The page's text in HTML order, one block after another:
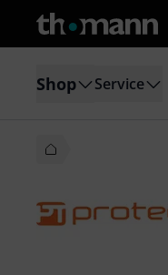
Shop Service